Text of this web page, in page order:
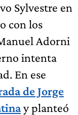
Sylvestre en
con los
Adorni
intenta
En ese
de Jorge
y planteó